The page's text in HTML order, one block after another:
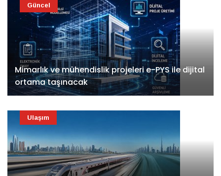
Mimarlık ve mühendislik projeleri e-PYS ile dijital
ortama taşınacak
Güncel
Ulaşım